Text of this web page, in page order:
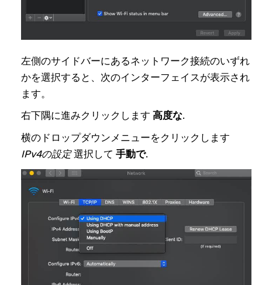
左側のサイドバーにあるネットワーク接続のいずれ
かを選択すると、次のインターフェイスが表示され
ます。
右下隅に進みクリックします 高度な.
横のドロップダウンメニューをクリックします
IPv4の設定選択して 手動で.